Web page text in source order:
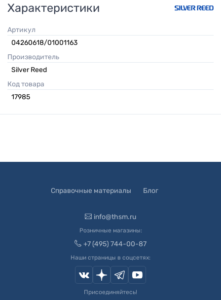
Характеристики
Артикул
04260618/01001163
Производитель
Silver Reed
Код товара
17985
Справочные материалы Блог
info@thsm.ru
Розничные магазины:
+7 (495) 744-00-87
Наши страницы в соцсетях:
Присоединяйтесь!